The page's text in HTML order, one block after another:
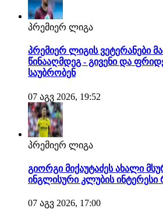
პრემიერ ლიგა
პრემიერ ლიგის ვეტერანები
წინააღმდეგ - გივენი და
საუბრობენ
07 აგვ 2026, 19:52
პრემიერ ლიგა
გიორგი მიქაუტაძეს ახალი
ინგლისური კლუბის
07 აგვ 2026, 17:00